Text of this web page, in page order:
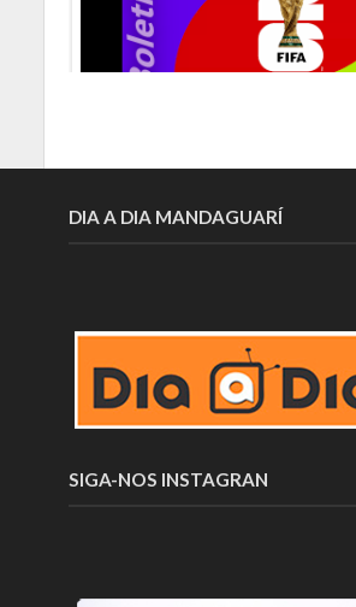
DIA A DIA MANDAGUARÍ
SIGA-NOS INSTAGRAN